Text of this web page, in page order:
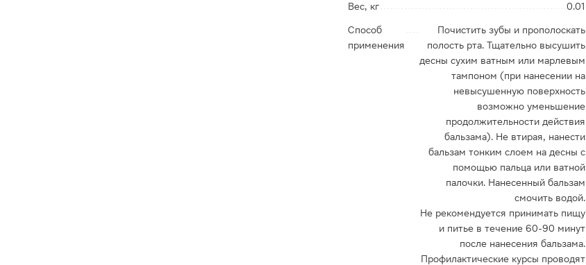
Вес, кг 0.01
Способ
применения
Почистить зубы и прополоскать
полость рта. Тщательно высушить
десны сухим ватным или марлевым
тампоном (при нанесении на
невысушенную поверхность
возможно уменьшение
продолжительности действия
бальзама). Не втирая, нанести
бальзам тонким слоем на десны с
помощью пальца или ватной
палочки. Нанесенный бальзам
смочить водой.
Не рекомендуется принимать пищу
и питье в течение 60-90 минут
после нанесения бальзама.
Профилактические курсы проводят